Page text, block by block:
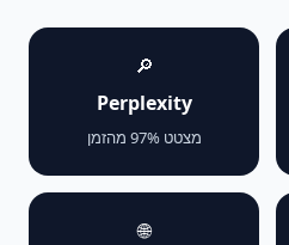
🔎
Perplexity
מצטט 97% מהזמן
🌐